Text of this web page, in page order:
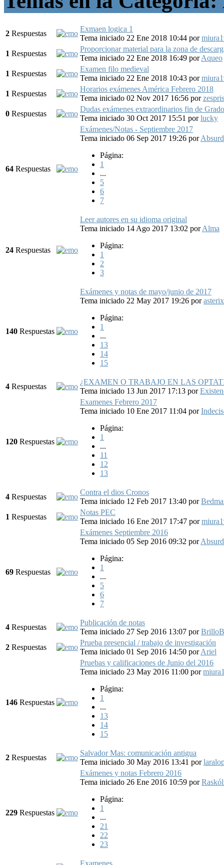
2 Respuestas
Exmaen logica 1
Tema iniciado 22 Ene 2018 10:44 por
1 Respuestas
Proporcionar material para la zona de
Tema iniciado 22 Ene 2018 16:49 porAqueo
1 Respuestas
Examen filo medieval
Tema iniciado 22 Ene 2018 10:43 por
1 Respuestas
Horarios exámenes América Febrero 2018
Tema iniciado 02 Nov 2017 16:56 porzespris
0 Respuestas
Dudas exámenes extraordinarios fin de Grado
Tema iniciado 30 Oct 2017 15:51 porlucky
64 Respuestas
Exámenes/Notas - Septiembre 2017
Tema iniciado 06 Sep 2017 19:26 por
Página:
1
...
5
6
7
24 Respuestas
Leer autores en su idioma original
Tema iniciado 14 Ago 2017 13:02 porAlma
Página:
1
2
3
140 Respuestas
Exámenes y notas de mayo/junio de 2017
Tema iniciado 22 May 2017 19:26 porasterix
Página:
1
...
13
14
15
4 Respuestas
¿EXAMEN O TRABAJO EN LAS
Tema iniciado 13 Jun 2017 17:13 por
120 Respuestas
Examenes Febrero 2017
Tema iniciado 10 Ene 2017 11:04 por
Página:
1
...
11
12
13
4 Respuestas
Contra el dios Cronos
Tema iniciado 12 Feb 2017 13:40 por
1 Respuestas
Notas PEC
Tema iniciado 16 Ene 2017 17:47 por
69 Respuestas
Exámenes Septiembre 2016
Tema iniciado 05 Sep 2016 09:32 por
Página:
1
...
5
6
7
4 Respuestas
Publicación de notas
Tema iniciado 27 Sep 2016 13:07 por
2 Respuestas
Prueba presencial / trabajo de investigación
Tema iniciado 01 Sep 2016 14:50 porAriel
146 Respuestas
Pruebas y calificaciones de Junio del 2016
Tema iniciado 23 May 2016 11:00 por
Página:
1
...
13
14
15
2 Respuestas
Salvador Mas: comunicación antigua
Tema iniciado 30 May 2016 13:41 por
229 Respuestas
Exámenes y notas Febrero 2016
Tema iniciado 26 Ene 2016 10:59 por
Página:
1
...
21
22
23
Examenes